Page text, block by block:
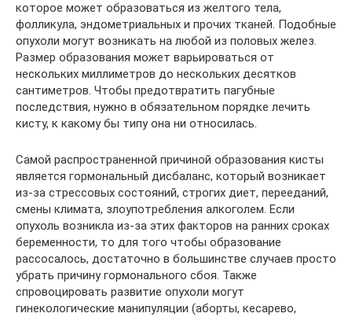
которое может образоваться из желтого тела,
фолликула, эндометриальных и прочих тканей. Подобные
опухоли могут возникать на любой из половых желез.
Размер образования может варьироваться от
нескольких миллиметров до нескольких десятков
сантиметров. Чтобы предотвратить пагубные
последствия, нужно в обязательном порядке лечить
кисту, к какому бы типу она ни относилась.
Самой распространенной причиной образования кисты
является гормональный дисбаланс, который возникает
из-за стрессовых состояний, строгих диет, перееданий,
смены климата, злоупотребления алкоголем. Если
опухоль возникла из-за этих факторов на ранних сроках
беременности, то для того чтобы образование
рассосалось, достаточно в большинстве случаев просто
убрать причину гормонального сбоя. Также
спровоцировать развитие опухоли могут
гинекологические манипуляции (аборты, кесарево,